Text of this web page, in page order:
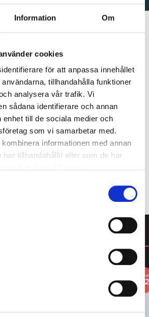
Information Om
cookies
för att anpassa innehållet
tillhandahålla funktioner
analysera vår trafik. Vi
sådana identifierare och annan
enhet till de sociala medier och
som vi samarbetar med.
informationen med annan
har tillhandahållit eller som de har
mat med respekt för råvaran,
Här finns inget överflöd av
– bara ärliga ingredienser
som de är. Med rötterna i
riktad mot ett mer hållbart sätt
Foodin växtbaserade produkter
den snabba vardagen och stilla
erbjuder ett varsamt val för dig
kvalitet och omtanke i det lilla.
3 2